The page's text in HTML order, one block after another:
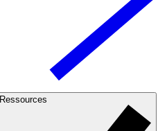
Ressources